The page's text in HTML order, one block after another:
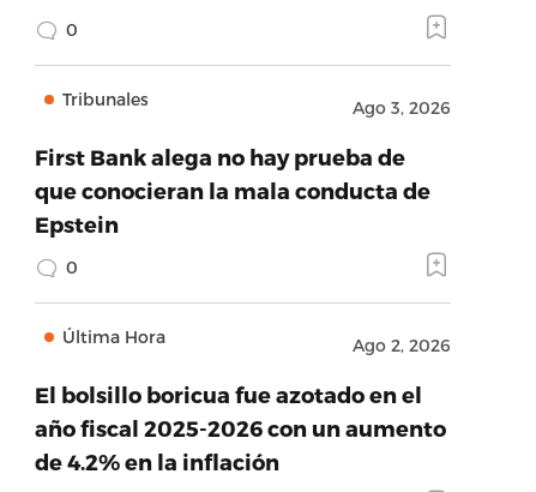
0
Tribunales Ago 3, 2026
First Bank alega no hay prueba de
que conocieran la mala conducta de
Epstein
0
Última Hora Ago 2, 2026
El bolsillo boricua fue azotado en el
año fiscal 2025-2026 con un aumento
de 4.2% en la inflación